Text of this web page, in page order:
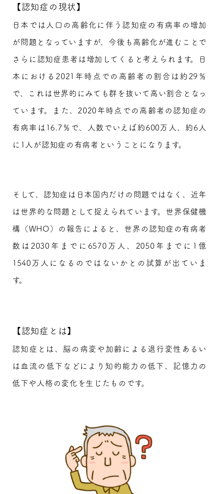
【認知症の現状】
日本では人口の高齢化に伴う認知症の有病率の増加
が問題となっていますが、今後も高齢化が進むことで
さらに認知症患者は増加してくると考えられます。日
本における2021年時点での高齢者の割合は約29％
で、これは世界的にみても群を抜いて高い割合となっ
ています。また、2020年時点での高齢者の認知症の
有病率は16.7％で、人数でいえば約600万人、約6人
に1人が認知症の有病者ということになります。
そして、認知症は日本国内だけの問題ではなく、近年
は世界的な問題として捉えられています。世界保健機
構（WHO）の報告によると、世界の認知症の有病者
数は2030年までに6570万人、2050年までに1億
1540万人になるのではないかとの試算が出ていま
す。
【認知症とは】
認知症とは、脳の病変や加齢による退行変性あるい
は血流の低下などにより知的能力の低下、記憶力の
低下や人格の変化を生じたものです。